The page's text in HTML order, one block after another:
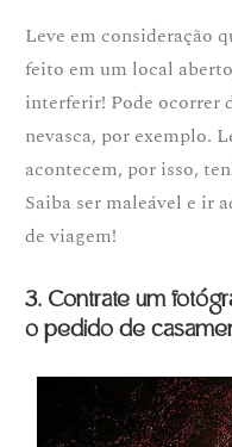
Leve em consideração
feito em um local
interferir! Pode ocorrer
nevasca, por exemplo.
acontecem, por isso,
Saiba ser maleável e ir
de viagem!
3. Contrate um
o pedido de